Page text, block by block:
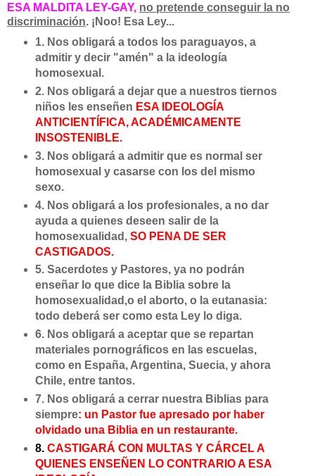
ESA MALDITA LEY-GAY, no pretende conseguir la no
discriminación. ¡Noo! Esa Ley...
1. Nos obligará a todos los paraguayos, a
admitir y decir "amén" a la ideología
homosexual.
2. Nos obligará a dejar que a nuestros tiernos
niños les enseñen ESA IDEOLOGÍA
ANTICIENTÍFICA, ACADÉMICAMENTE
INSOSTENIBLE.
3. Nos obligará a admitir que es normal ser
homosexual y casarse con los del mismo
sexo.
4. Nos obligará a los profesionales, a no dar
ayuda a quienes deseen salir de la
homosexualidad, SO PENA DE SER
CASTIGADOS.
5. Sacerdotes y Pastores, ya no podrán
enseñar lo que dice la Biblia sobre la
homosexualidad,o el aborto, o la eutanasia:
todo deberá ser como esta Ley lo diga.
6. Nos obligará a aceptar que se repartan
materiales pornográficos en las escuelas,
como en España, Argentina, Suecia, y ahora
Chile, entre tantos.
7. Nos obligará a cerrar nuestra Biblias para
siempre: un Pastor fue apresado por haber
olvidado una Biblia en un restaurante.
8. CASTIGARÁ CON MULTAS Y CÁRCEL A
QUIENES ENSEÑEN LO CONTRARIO A ESA